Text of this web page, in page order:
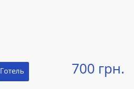
Готель 700 грн.